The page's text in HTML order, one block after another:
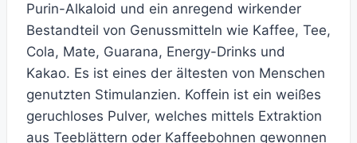
Purin-Alkaloid und ein anregend wirkender
Bestandteil von Genussmitteln wie Kaffee, Tee,
Cola, Mate, Guarana, Energy-Drinks und
Kakao. Es ist eines der ältesten von Menschen
genutzten Stimulanzien. Koffein ist ein weißes
geruchloses Pulver, welches mittels Extraktion
aus Teeblättern oder Kaffeebohnen gewonnen